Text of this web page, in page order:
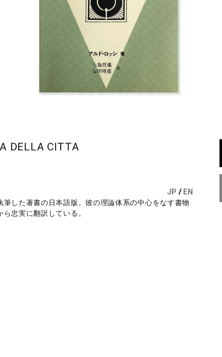
DELLA CITTA
JP / EN
した著書の日本語版。彼の理論体系の中心をなす書物
忠実に翻訳している。